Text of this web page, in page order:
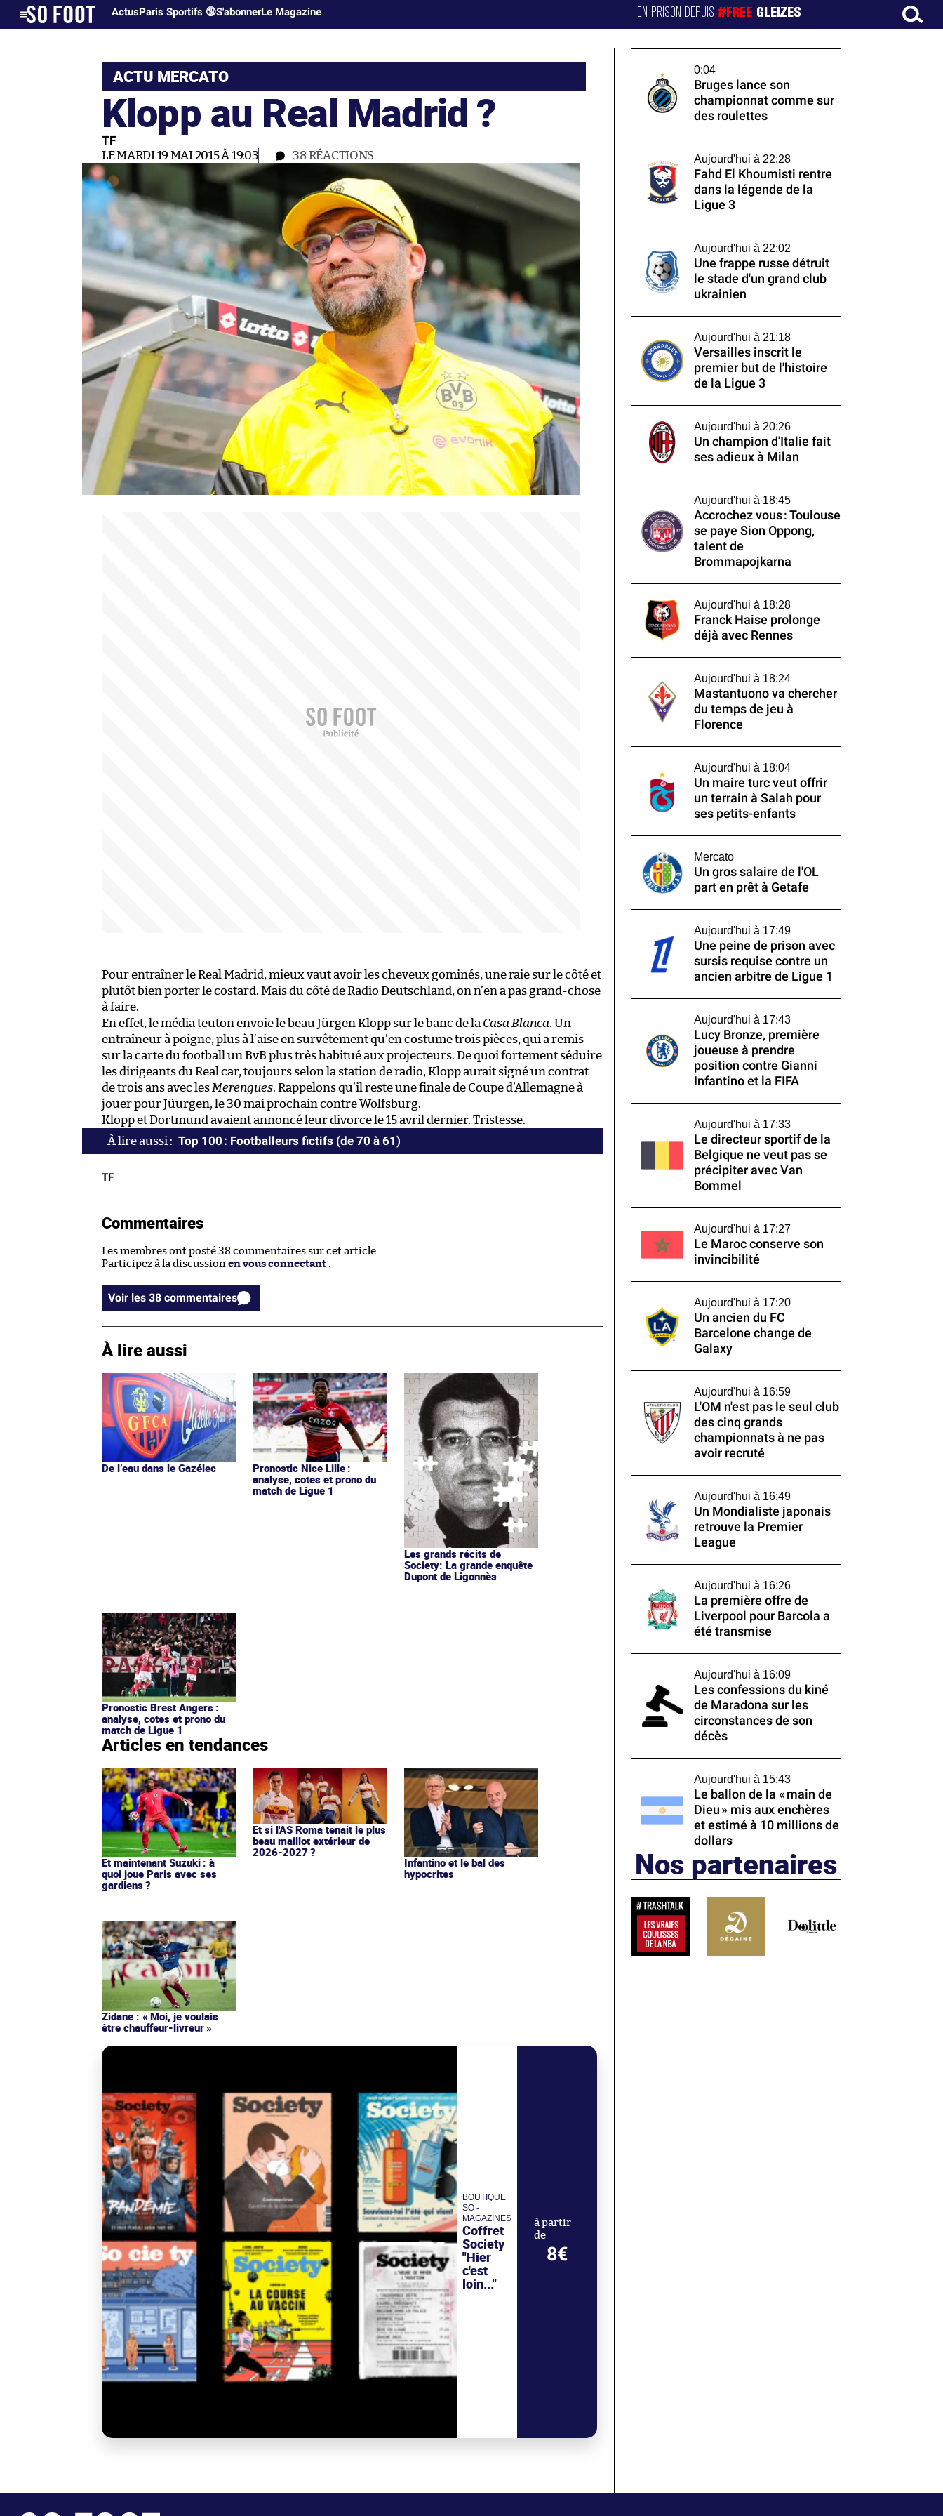
ActusParis Sportifs 🔞S'abonnerLe Magazine EN PRISON DEPUIS#FREE GLEIZES
ACTU MERCATO
Klopp au Real Madrid ?
TF
LE MARDI 19 MAI 2015 À 19:03 38RÉACTIONS
Pour entraîner le Real Madrid, mieux vaut avoir les cheveux gominés, une raie sur le côté et
plutôt bien porter le costard. Mais du côté de Radio Deutschland, on n’en a pas grand-chose
à faire.
En effet, le média teuton envoie le beau Jürgen Klopp sur le banc de la Casa Blanca. Un
entraîneur à poigne, plus à l’aise en survêtement qu’en costume trois pièces, qui a remis
sur la carte du football un BvB plus très habitué aux projecteurs. De quoi fortement séduire
les dirigeants du Real car, toujours selon la station de radio, Klopp aurait signé un contrat
de trois ans avec les Merengues. Rappelons qu’il reste une finale de Coupe d’Allemagne à
jouer pour Jüurgen, le 30 mai prochain contre Wolfsburg.
Klopp et Dortmund avaient annoncé leur divorce le 15 avril dernier. Tristesse.
Top 100 : Footballeurs fictifs (de 70 à 61)
TF
Commentaires
Les membres ont posté 38 commentaires sur cet article.
Participez à la discussion en vous connectant .
Voir les 38 commentaires
À lire aussi
De l’eau dans le Gazélec
Pronostic Nice Lille :
analyse, cotes et prono du
match de Ligue 1
Les grands récits de
Society: La grande enquête
Dupont de Ligonnès
Pronostic Brest Angers :
analyse, cotes et prono du
match de Ligue 1
Articles en tendances
Et maintenant Suzuki : à
quoi joue Paris avec ses
gardiens ?
Et si l'AS Roma tenait le plus
beau maillot extérieur de
2026-2027 ?
Infantino et le bal des
hypocrites
Zidane : « Moi, je voulais
être chauffeur-livreur »
BOUTIQUE
SO -
MAGAZINES
Coffret
Society
"Hier
c'est
loin..."
à partir
de
8€
0:04
Bruges lance son
championnat comme sur
des roulettes
Aujourd'hui à 22:28
Fahd El Khoumisti rentre
dans la légende de la
Ligue 3
Aujourd'hui à 22:02
Une frappe russe détruit
le stade d'un grand club
ukrainien
Aujourd'hui à 21:18
Versailles inscrit le
premier but de l'histoire
de la Ligue 3
Aujourd'hui à 20:26
Un champion d'Italie fait
ses adieux à Milan
Aujourd'hui à 18:45
Accrochez vous : Toulouse
se paye Sion Oppong,
talent de
Brommapojkarna
Aujourd'hui à 18:28
Franck Haise prolonge
déjà avec Rennes
Aujourd'hui à 18:24
Mastantuono va chercher
du temps de jeu à
Florence
Aujourd'hui à 18:04
Un maire turc veut offrir
un terrain à Salah pour
ses petits-enfants
Mercato
Un gros salaire de l'OL
part en prêt à Getafe
Aujourd'hui à 17:49
Une peine de prison avec
sursis requise contre un
ancien arbitre de Ligue 1
Aujourd'hui à 17:43
Lucy Bronze, première
joueuse à prendre
position contre Gianni
Infantino et la FIFA
Aujourd'hui à 17:33
Le directeur sportif de la
Belgique ne veut pas se
précipiter avec Van
Bommel
Aujourd'hui à 17:27
Le Maroc conserve son
invincibilité
Aujourd'hui à 17:20
Un ancien du FC
Barcelone change de
Galaxy
Aujourd'hui à 16:59
L'OM n'est pas le seul club
des cinq grands
championnats à ne pas
avoir recruté
Aujourd'hui à 16:49
Un Mondialiste japonais
retrouve la Premier
League
Aujourd'hui à 16:26
La première offre de
Liverpool pour Barcola a
été transmise
Aujourd'hui à 16:09
Les confessions du kiné
de Maradona sur les
circonstances de son
décès
Aujourd'hui à 15:43
Le ballon de la « main de
Dieu » mis aux enchères
et estimé à 10 millions de
dollars
Nos partenaires